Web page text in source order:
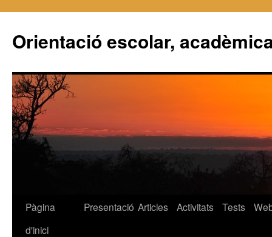
Orientació escolar,
Vés
Pàgina
d'inici
Presentació Articles Activitats Tests